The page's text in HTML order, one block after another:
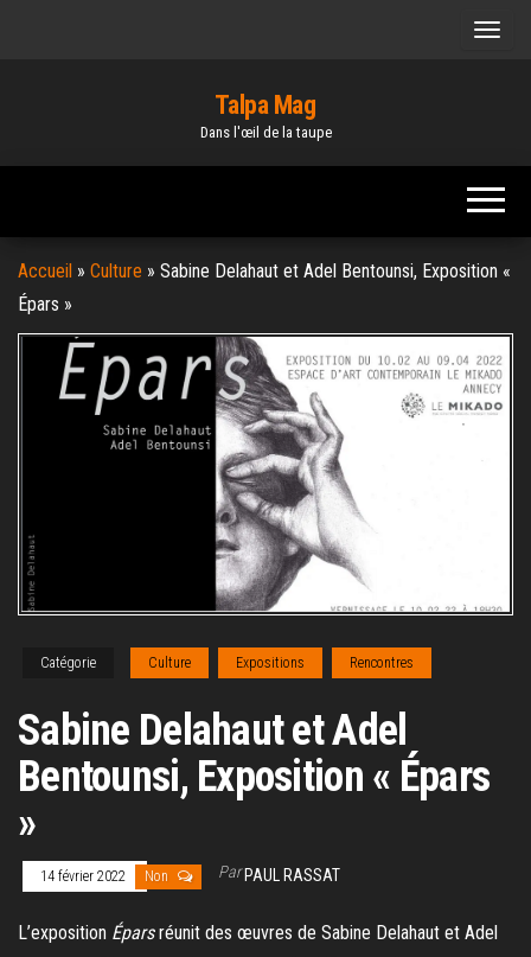
Talpa Mag
Dans l'œil de la taupe
Accueil » Culture » Sabine Delahaut et Adel Bentounsi, Exposition «
Épars »
Catégorie Culture Expositions Rencontres
Sabine Delahaut et Adel
Bentounsi, Exposition « Épars
»
14 février 2022 Non ParPAUL RASSAT
L’exposition Éparsréunit des œuvres de Sabine Delahaut et Adel